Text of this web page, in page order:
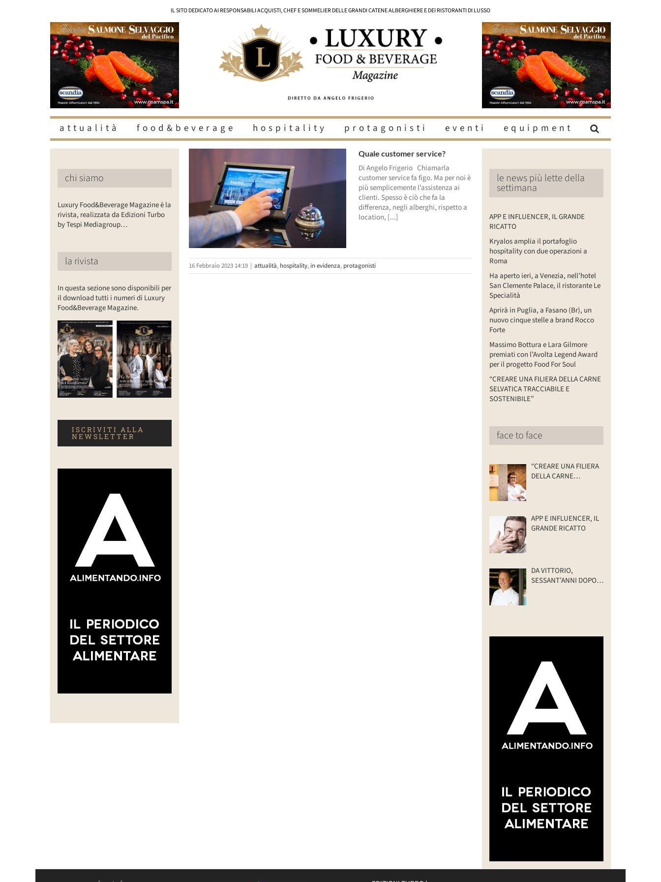
IL SITO DEDICATO AI RESPONSABILI ACQUISTI, CHEF E SOMMELIER DELLE GRANDI CATENE ALBERGHIERE E DEI RISTORANTI DI LUSSO
attualità food&beverage hospitality protagonisti eventi equipment
Quale customer service?
Di Angelo Frigerio Chiamarla
customer service fa figo. Ma per noi è
più semplicemente l’assistenza ai
clienti. Spesso è ciò che fa la
differenza, negli alberghi, rispetto a
location, [...]
16 Febbraio 2023 14:19 | attualità, hospitality, in evidenza, protagonisti
chi siamo
Luxury Food&Beverage Magazine è la
rivista, realizzata da Edizioni Turbo
by Tespi Mediagroup…
la rivista
In questa sezione sono disponibili per
il download tutti i numeri di Luxury
Food&Beverage Magazine.
ISCRIVITI ALLA
NEWSLETTER
le news più lette della
settimana
APP E INFLUENCER, IL GRANDE
RICATTO
Kryalos amplia il portafoglio
hospitality con due operazioni a
Roma
Ha aperto ieri, a Venezia, nell’hotel
San Clemente Palace, il ristorante Le
Specialità
Aprirà in Puglia, a Fasano (Br), un
nuovo cinque stelle a brand Rocco
Forte
Massimo Bottura e Lara Gilmore
premiati con l’Avolta Legend Award
per il progetto Food For Soul
“CREARE UNA FILIERA DELLA CARNE
SELVATICA TRACCIABILE E
SOSTENIBILE”
face to face
“CREARE UNA FILIERA
DELLA CARNE
APP E INFLUENCER, IL
GRANDE RICATTO
DA VITTORIO,
SESSANT’ANNI DOPO: